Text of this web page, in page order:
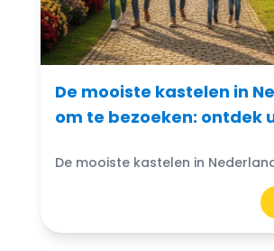
De mooiste kastelen in
om te bezoeken: ontdek